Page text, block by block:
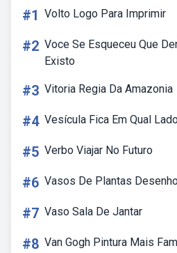
#1 Volto Logo Para Imprimir
#2 Voce Se Esqueceu Que
Existo
#3 Vitoria Regia Da Amazonia
#4 Vesícula Fica Em Qual
#5 Verbo Viajar No Futuro
#6 Vasos De Plantas
#7 Vaso Sala De Jantar
#8 Van Gogh Pintura Mais